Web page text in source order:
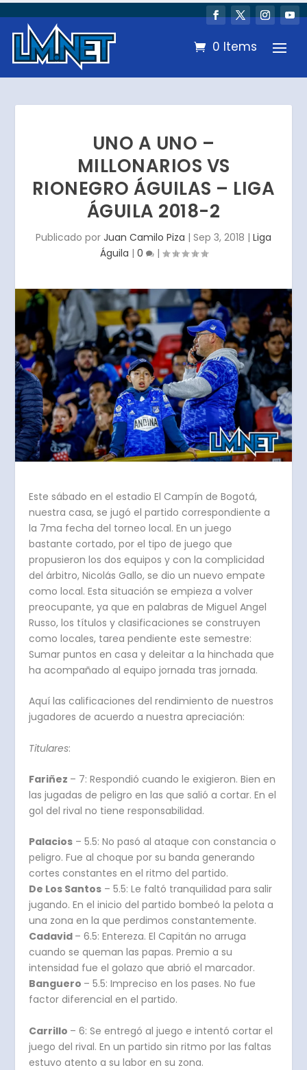
0 Items
UNO A UNO –
MILLONARIOS VS
RIONEGRO ÁGUILAS – LIGA
ÁGUILA 2018-2
Publicado por Juan Camilo Piza | Sep 3, 2018 | Liga
Águila | 0 |
Este sábado en el estadio El Campín de Bogotá,
nuestra casa, se jugó el partido correspondiente a
la 7ma fecha del torneo local. En un juego
bastante cortado, por el tipo de juego que
propusieron los dos equipos y con la complicidad
del árbitro, Nicolás Gallo, se dio un nuevo empate
como local. Esta situación se empieza a volver
preocupante, ya que en palabras de Miguel Angel
Russo, los títulos y clasificaciones se construyen
como locales, tarea pendiente este semestre:
Sumar puntos en casa y deleitar a la hinchada que
ha acompañado al equipo jornada tras jornada.
Aquí las calificaciones del rendimiento de nuestros
jugadores de acuerdo a nuestra apreciación:
Titulares:
Fariñez – 7: Respondió cuando le exigieron. Bien en
las jugadas de peligro en las que salió a cortar. En el
gol del rival no tiene responsabilidad.
Palacios – 5.5: No pasó al ataque con constancia o
peligro. Fue al choque por su banda generando
cortes constantes en el ritmo del partido.
De Los Santos – 5.5: Le faltó tranquilidad para salir
jugando. En el inicio del partido bombeó la pelota a
una zona en la que perdimos constantemente.
Cadavid – 6.5: Entereza. El Capitán no arruga
cuando se queman las papas. Premio a su
intensidad fue el golazo que abrió el marcador.
Banguero – 5.5: Impreciso en los pases. No fue
factor diferencial en el partido.
Carrillo – 6: Se entregó al juego e intentó cortar el
juego del rival. En un partido sin ritmo por las faltas
estuvo atento a su labor en su zona.